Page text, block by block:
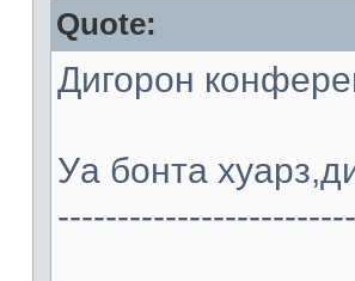
Quote:
Дигорон
Уа бонта